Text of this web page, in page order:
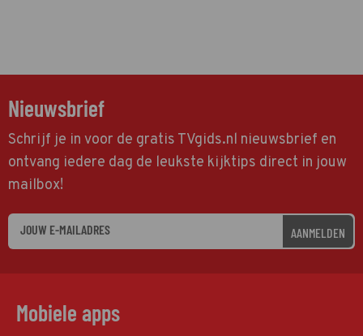
Nieuwsbrief
Schrijf je in voor de gratis TVgids.nl nieuwsbrief en
ontvang iedere dag de leukste kijktips direct in jouw
mailbox!
AANMELDEN
Mobiele apps